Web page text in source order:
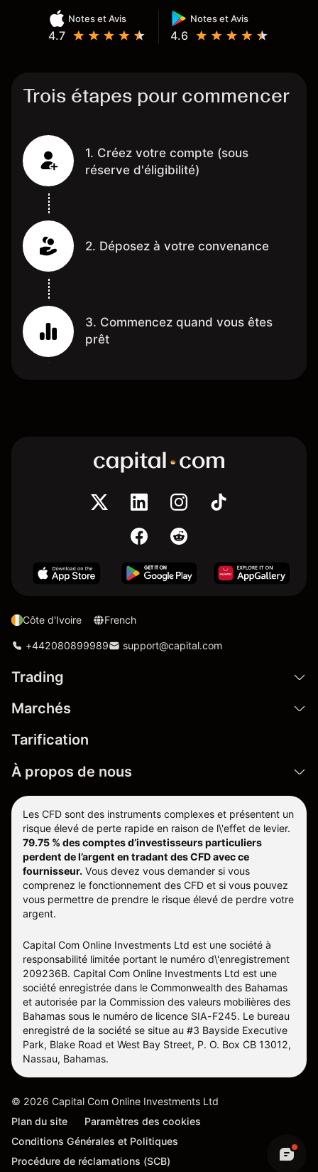
Notes et Avis
4.7
Notes et Avis
4.6
Trois étapes pour commencer
1. Créez votre compte (sous
réserve d'éligibilité)
2. Déposez à votre convenance
3. Commencez quand vous êtes
prêt
Côte d'Ivoire French
+442080899989 support@capital.com
Trading
Marchés
Tarification
À propos de nous
Les CFD sont des instruments complexes et présentent un
risque élevé de perte rapide en raison de l\'effet de levier.
79.75 % des comptes d’investisseurs particuliers
perdent de l’argent en tradant des CFD avec ce
fournisseur. Vous devez vous demander si vous
comprenez le fonctionnement des CFD et si vous pouvez
vous permettre de prendre le risque élevé de perdre votre
argent.
Capital Com Online Investments Ltd est une société à
responsabilité limitée portant le numéro d\'enregistrement
209236B. Capital Com Online Investments Ltd est une
société enregistrée dans le Commonwealth des Bahamas
et autorisée par la Commission des valeurs mobilières des
Bahamas sous le numéro de licence SIA-F245. Le bureau
enregistré de la société se situe au #3 Bayside Executive
Park, Blake Road et West Bay Street, P. O. Box CB 13012,
Nassau, Bahamas.
© 2026 Capital Com Online Investments Ltd
Plan du site
Paramètres des cookies
Conditions Générales et Politiques
Procédure de réclamations (SCB)